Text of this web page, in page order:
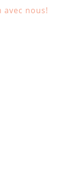
avec nous!